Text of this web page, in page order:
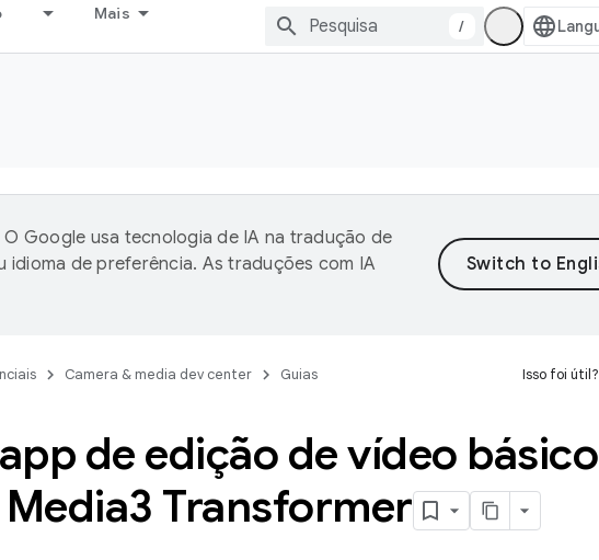
Mais
/
O Google usa tecnologia de IA na tradução de
idioma de preferência. As traduções com IA
Camera & media dev center Guias Isso foi útil?
de edição de vídeo básico
Transformer